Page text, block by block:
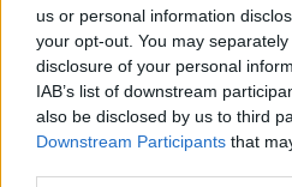
us or personal information
your opt-out. You may
disclosure of your personal
IAB’s list of downstream
also be disclosed by us to third
Downstream Participants that